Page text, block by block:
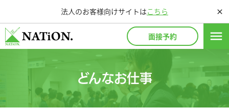
法人のお客様向けサイトはこちら close
面接予約 menu
どんなお仕事